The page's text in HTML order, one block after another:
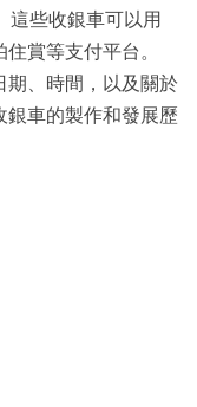
這些收銀車可以用
住賞等支付平台。
期、時間，以及關於
銀車的製作和發展歷